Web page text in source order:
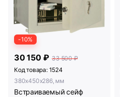
-10%
30 150 ₽ 33 500 ₽
Код товара: 1524
380x450x286, мм
Встраиваемый сейф